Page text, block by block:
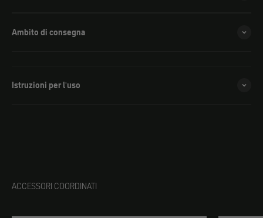
Ambito di consegna
Istruzioni per l'uso
ACCESSORI COORDINATI